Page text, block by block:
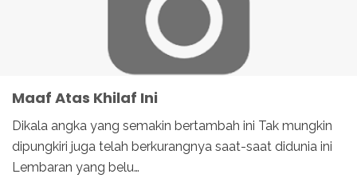
Maaf Atas Khilaf Ini
Dikala angka yang semakin bertambah ini Tak mungkin
dipungkiri juga telah berkurangnya saat-saat didunia ini
Lembaran yang belu…